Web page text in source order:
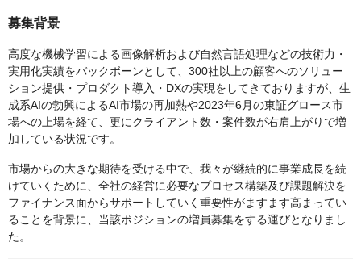
募集背景
高度な機械学習による画像解析および自然言語処理などの技術力・
実用化実績をバックボーンとして、300社以上の顧客へのソリュー
ション提供・プロダクト導入・DXの実現をしてきておりますが、生
成系AIの勃興によるAI市場の再加熱や2023年6月の東証グロース市
場への上場を経て、更にクライアント数・案件数が右肩上がりで増
加している状況です。
市場からの大きな期待を受ける中で、我々が継続的に事業成長を続
けていくために、全社の経営に必要なプロセス構築及び課題解決を
ファイナンス面からサポートしていく重要性がますます高まってい
ることを背景に、当該ポジションの増員募集をする運びとなりまし
た。